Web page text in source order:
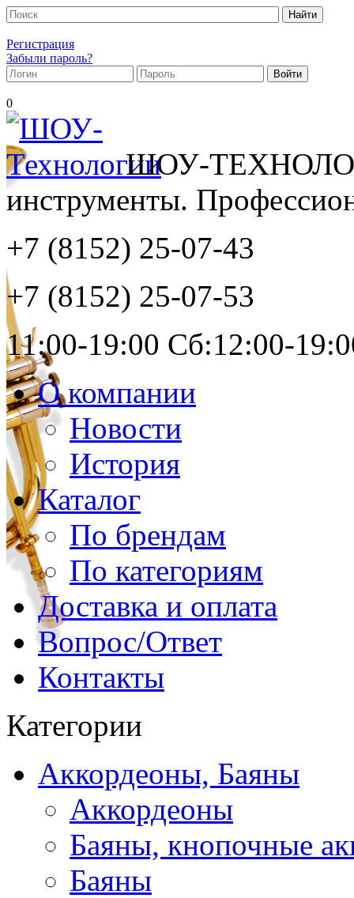
Регистрация
Забыли пароль?
0
ШОУ-
инструменты.
+7 (8152) 25-07-43
+7 (8152) 25-07-53
11:00-19:00 Сб:12:00-
О компании
Новости
История
Каталог
По брендам
По категориям
Доставка и оплата
Вопрос/Ответ
Контакты
Категории
Аккордеоны, Баяны
Аккордеоны
Баяны, кнопочные
Баяны